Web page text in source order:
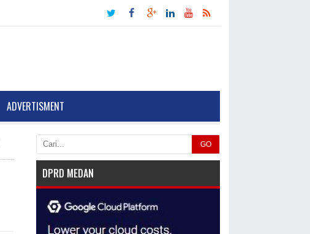
ADVERTISMENT
GO
DPRD MEDAN